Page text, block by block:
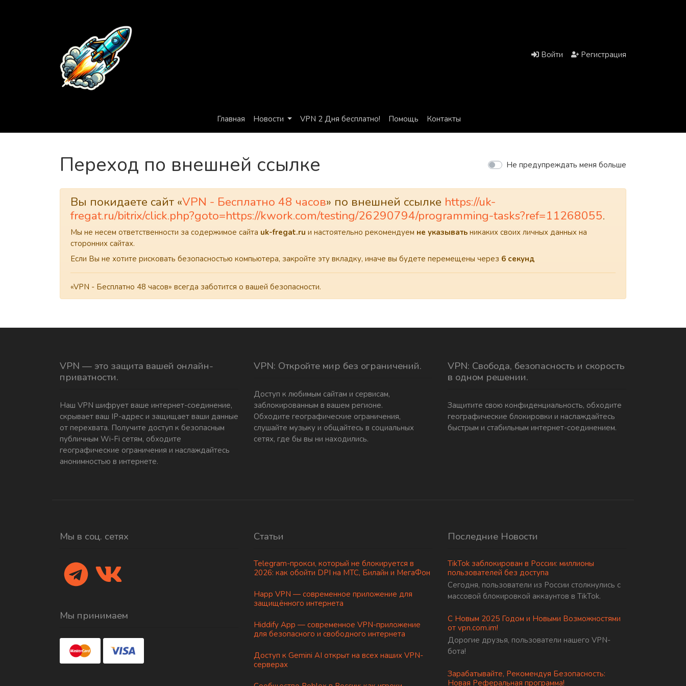
Войти Регистрация
Главная Новости VPN 2 Дня бесплатно! Помощь Контакты
Переход по внешней ссылке Не предупреждать меня больше
Вы покидаете сайт «VPN - Бесплатно 48 часов» по внешней ссылке https://uk-
fregat.ru/bitrix/click.php?goto=https://kwork.com/testing/26290794/programming-tasks?ref=11268055.
Мы не несем ответственности за содержимое сайта uk-fregat.ru и настоятельно рекомендуем не указывать никаких своих личных данных на
сторонних сайтах.
Если Вы не хотите рисковать безопасностью компьютера, закройте эту вкладку, иначе вы будете перемещены через 6 секунд
«VPN - Бесплатно 48 часов» всегда заботится о вашей безопасности.
VPN — это защита вашей онлайн-
приватности.
Наш VPN шифрует ваше интернет-соединение,
скрывает ваш IP-адрес и защищает ваши данные
от перехвата. Получите доступ к безопасным
публичным Wi-Fi сетям, обходите
географические ограничения и наслаждайтесь
анонимностью в интернете.
VPN: Откройте мир без ограничений.
Доступ к любимым сайтам и сервисам,
заблокированным в вашем регионе.
Обходите географические ограничения,
слушайте музыку и общайтесь в социальных
сетях, где бы вы ни находились.
VPN: Свобода, безопасность и скорость
в одном решении.
Защитите свою конфиденциальность, обходите
географические блокировки и наслаждайтесь
быстрым и стабильным интернет-соединением.
Мы в соц. сетях
Мы принимаем
Статьи
Telegram-прокси, который не блокируется в
2026: как обойти DPI на МТС, Билайн и МегаФон
Happ VPN — современное приложение для
защищённого интернета
Hiddify App — современное VPN-приложение
для безопасного и свободного интернета
Доступ к Gemini AI открыт на всех наших VPN-
серверах
Последние Новости
TikTok заблокирован в России: миллионы
пользователей без доступа
Сегодня, пользователи из России столкнулись с
массовой блокировкой аккаунтов в TikTok.
С Новым 2025 Годом и Новыми Возможностями
от vpn.com.im!
Дорогие друзья, пользователи нашего VPN-
бота!
Зарабатывайте, Рекомендуя Безопасность:
Новая Реферальная программа!